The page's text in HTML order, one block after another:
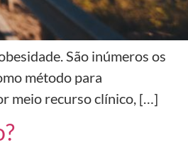
São inúmeros os
método para
meio recurso clínico, […]